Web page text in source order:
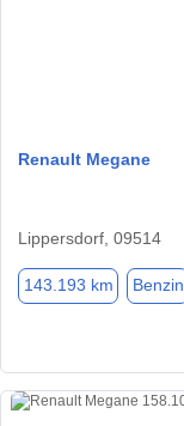
Renault Megane
Lippersdorf, 09514
143.193 km Benzin